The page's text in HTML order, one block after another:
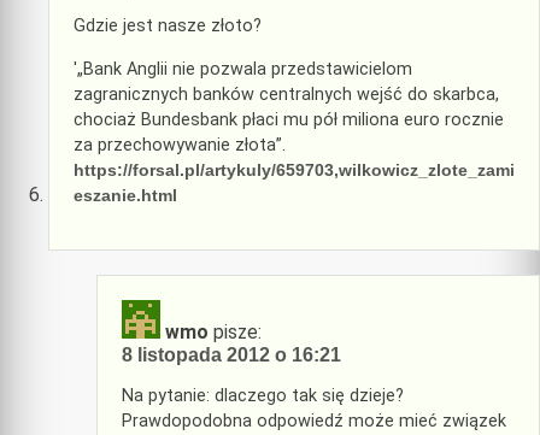
Gdzie jest nasze złoto?
'„Bank Anglii nie pozwala przedstawicielom
zagranicznych banków centralnych wejść do skarbca,
chociaż Bundesbank płaci mu pół miliona euro rocznie
za przechowywanie złota”.
https://forsal.pl/artykuly/659703,wilkowicz_zlote_zami
eszanie.html
wmo pisze:
8 listopada 2012 o 16:21
Na pytanie: dlaczego tak się dzieje?
Prawdopodobna odpowiedź może mieć związek